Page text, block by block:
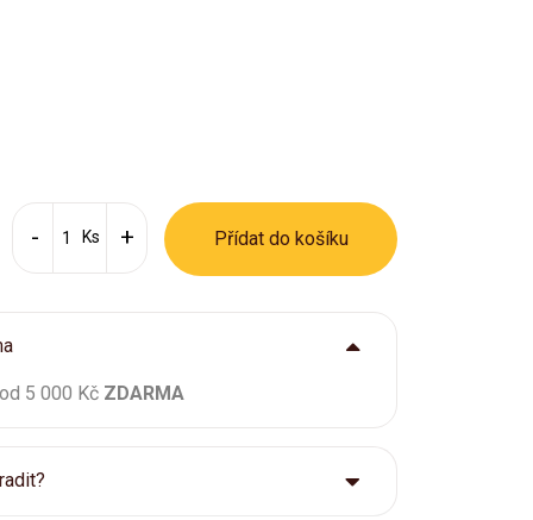
Ks Přídat do košíku
5 000 Kč ZDARMA